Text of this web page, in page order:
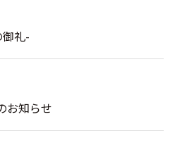
礼-
お知らせ